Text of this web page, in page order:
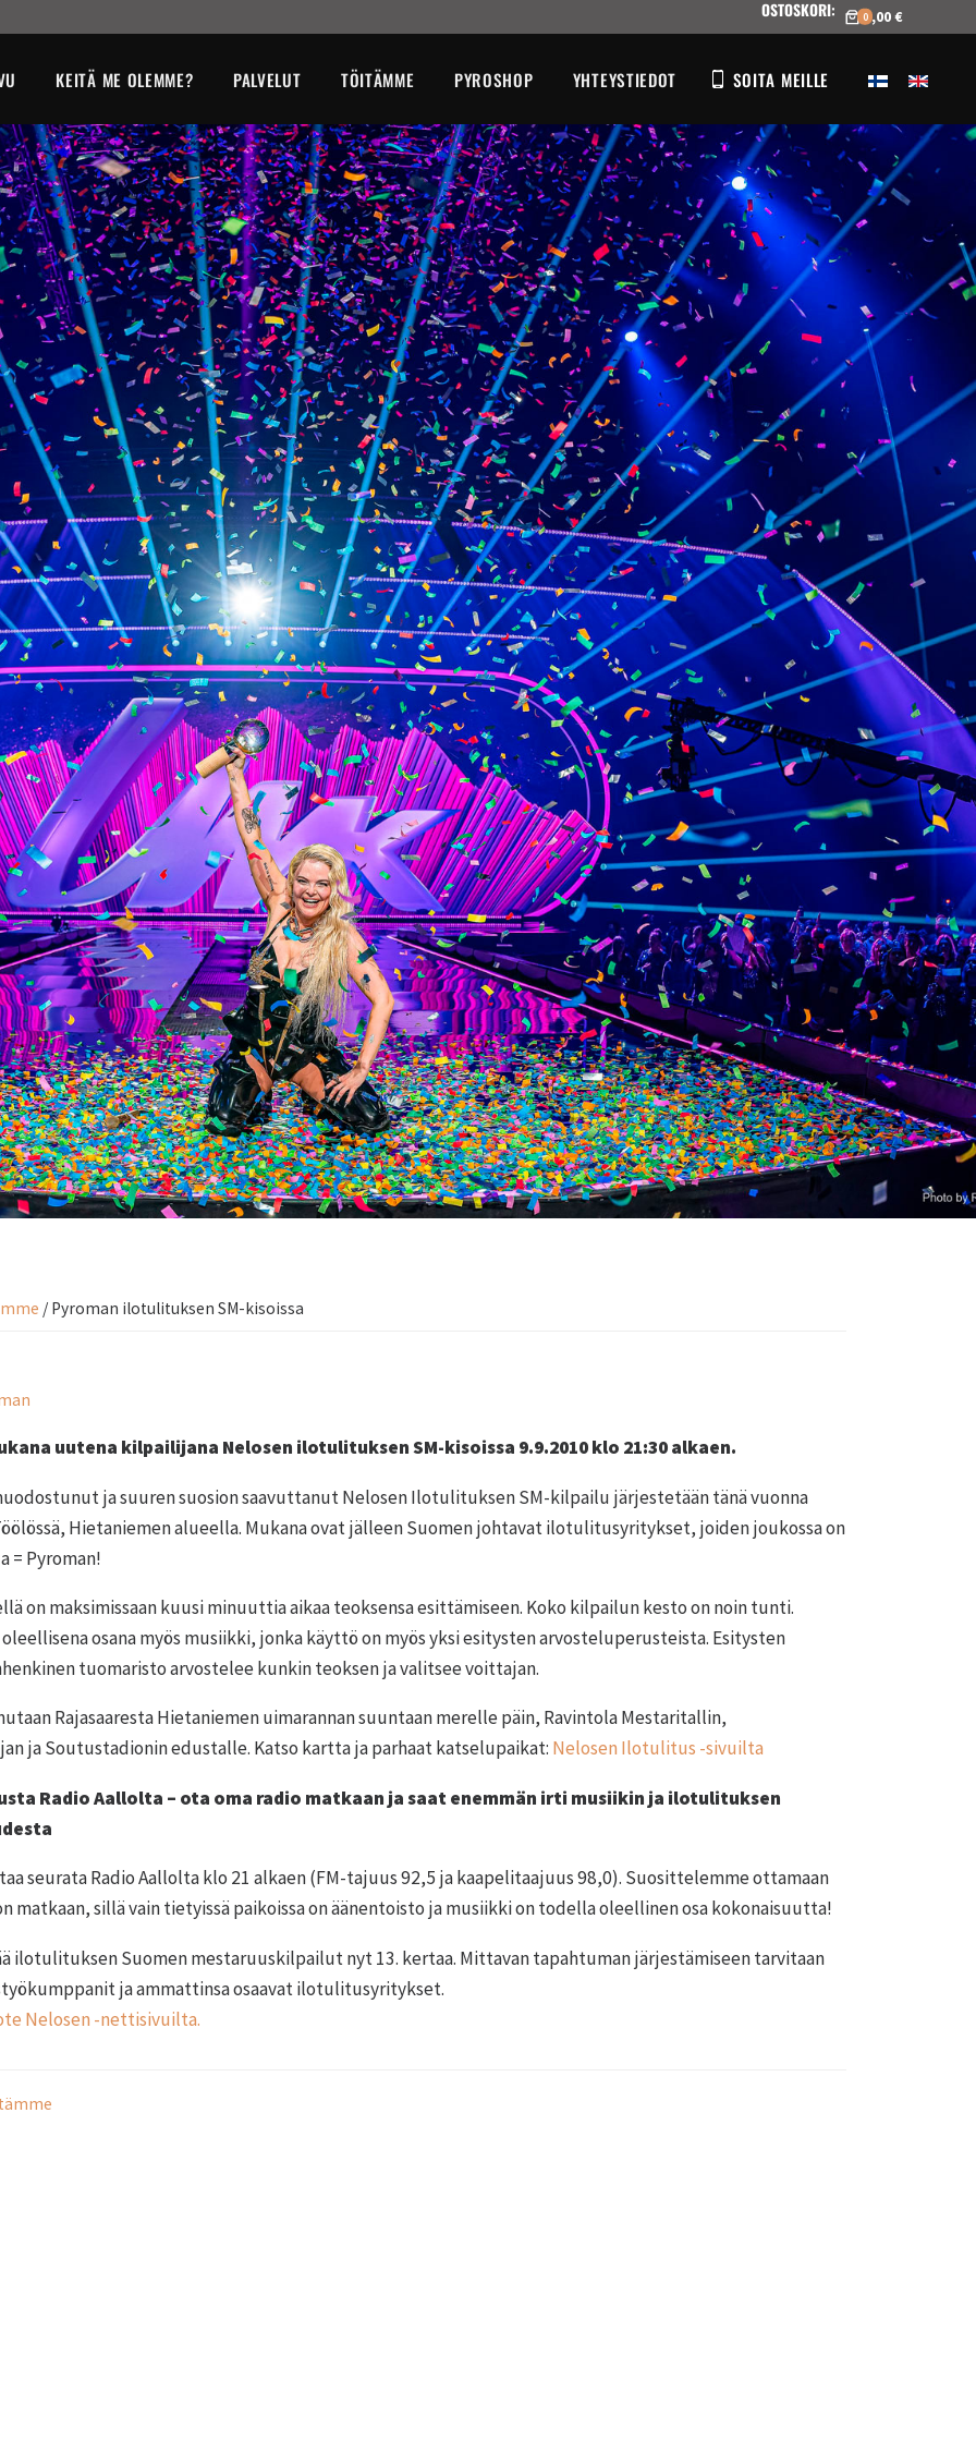
OSTOSKORI: 00,00 €
KEITÄ ME OLEMME? PALVELUT TÖITÄMME PYROSHOP YHTEYSTIEDOT SOITA MEILLE
/ Pyroman ilotulituksen SM-kisoissa
uutena kilpailijana Nelosen ilotulituksen SM-kisoissa 9.9.2010 klo 21:30 alkaen.
ja suuren suosion saavuttanut Nelosen Ilotulituksen SM-kilpailu järjestetään tänä vuonna
Hietaniemen alueella. Mukana ovat jälleen Suomen johtavat ilotulitusyritykset, joiden joukossa on
= Pyroman!
on maksimissaan kuusi minuuttia aikaa teoksensa esittämiseen. Koko kilpailun kesto on noin tunti.
osana myös musiikki, jonka käyttö on myös yksi esitysten arvosteluperusteista. Esitysten
tuomaristo arvostelee kunkin teoksen ja valitsee voittajan.
Rajasaaresta Hietaniemen uimarannan suuntaan merelle päin, Ravintola Mestaritallin,
ja Soutustadionin edustalle. Katso kartta ja parhaat katselupaikat: Nelosen Ilotulitus -sivuilta
Radio Aallolta – ota oma radio matkaan ja saat enemmän irti musiikin ja ilotulituksen
seurata Radio Aallolta klo 21 alkaen (FM-tajuus 92,5 ja kaapelitaajuus 98,0). Suosittelemme ottamaan
matkaan, sillä vain tietyissä paikoissa on äänentoisto ja musiikki on todella oleellinen osa kokonaisuutta!
ilotulituksen Suomen mestaruuskilpailut nyt 13. kertaa. Mittavan tapahtuman järjestämiseen tarvitaan
ja ammattinsa osaavat ilotulitusyritykset.
Nelosen -nettisivuilta.